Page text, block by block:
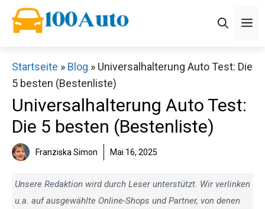
Zum
Inhalt
Startseite » Blog » Universalhalterung Auto Test: Die
5 besten (Bestenliste)
Universalhalterung Auto Test:
Die 5 besten (Bestenliste)
Franziska Simon Mai 16, 2025
Unsere Redaktion wird durch Leser unterstützt. Wir verlinken
u.a. auf ausgewählte Online-Shops und Partner, von denen